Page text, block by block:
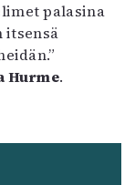
palasina
itsensä
Hurme.